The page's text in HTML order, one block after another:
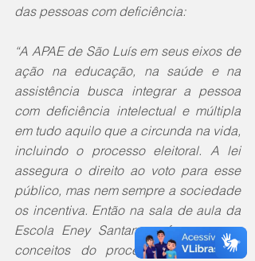
das pessoas com deficiência:
“A APAE de São Luís em seus eixos de
ação na educação, na saúde e na
assistência busca integrar a pessoa
com deficiência intelectual e múltipla
em tudo aquilo que a circunda na vida,
incluindo o processo eleitoral. A lei
assegura o direito ao voto para esse
público, mas nem sempre a sociedade
os incentiva. Então na sala de aula da
Escola Eney Santana, reforçamos os
conceitos do processo eleitoral, as